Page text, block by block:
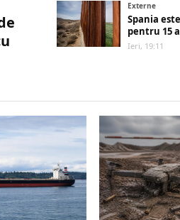
Externe
Spania
pentru 15
Ieri, 19:11